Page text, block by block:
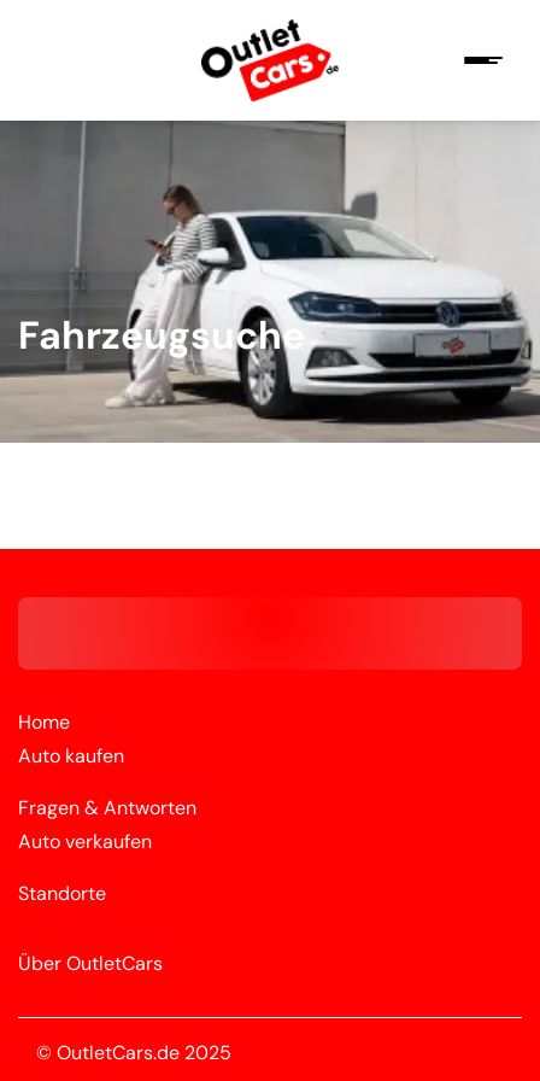
Fahrzeugsuche
Home
Auto kaufen
Fragen & Antworten
Auto verkaufen
Standorte
Über OutletCars
© OutletCars.de 2025